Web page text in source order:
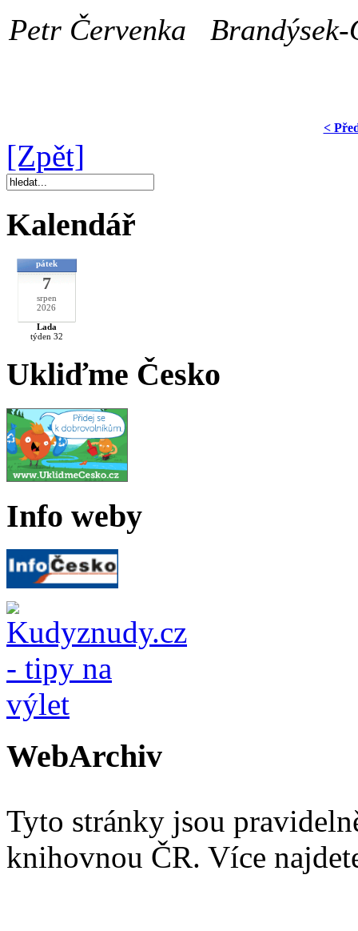
Petr Červenka Brandýsek-
<
[Zpět]
Kalendář
pátek
7
srpen
2026
Lada
týden 32
Ukliďme Česko
Info weby
WebArchiv
Tyto stránky jsou
knihovnou ČR. Více